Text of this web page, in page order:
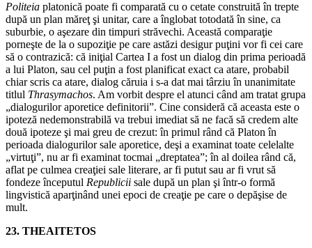
Politeia platonică poate fi comparată cu o cetate construită în trepte
după un plan măreţ şi unitar, care a înglobat totodată în sine, ca
suburbie, o aşezare din timpuri străvechi. Această comparaţie
porneşte de la o supoziţie pe care astăzi desigur puţini vor fi cei care
să o contrazică: că iniţial Cartea I a fost un dialog din prima perioadă
a lui Platon, sau cel puţin a fost planificat exact ca atare, probabil
chiar scris ca atare, dialog căruia i s‑a dat mai târziu în unanimitate
titlul Thrasymachos. Am vorbit despre el atunci când am tratat grupa
„dialogurilor aporetice definitorii”. Cine consideră că aceasta este o
ipoteză nedemonstrabilă va trebui imediat să ne facă să credem alte
două ipoteze şi mai greu de crezut: în primul rând că Platon în
perioada dialogurilor sale aporetice, deşi a examinat toate celelalte
„virtuţi”, nu ar fi examinat tocmai „dreptatea”; în al doilea rând că,
aflat pe culmea creaţiei sale literare, ar fi putut sau ar fi vrut să
fondeze începutul Republicii sale după un plan şi într‑o formă
lingvistică aparţinând unei epoci de creaţie pe care o depăşise de
mult.
23. THEAITETOS